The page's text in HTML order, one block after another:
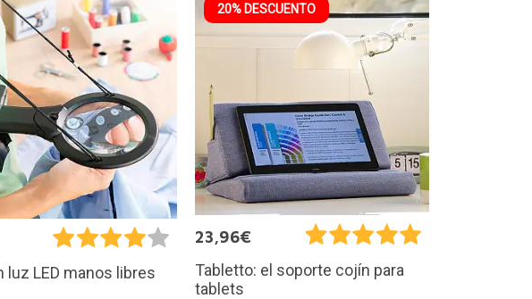
luz LED manos libres
20% DESCUENTO
23,96€
Tabletto: el soporte cojín para
tablets